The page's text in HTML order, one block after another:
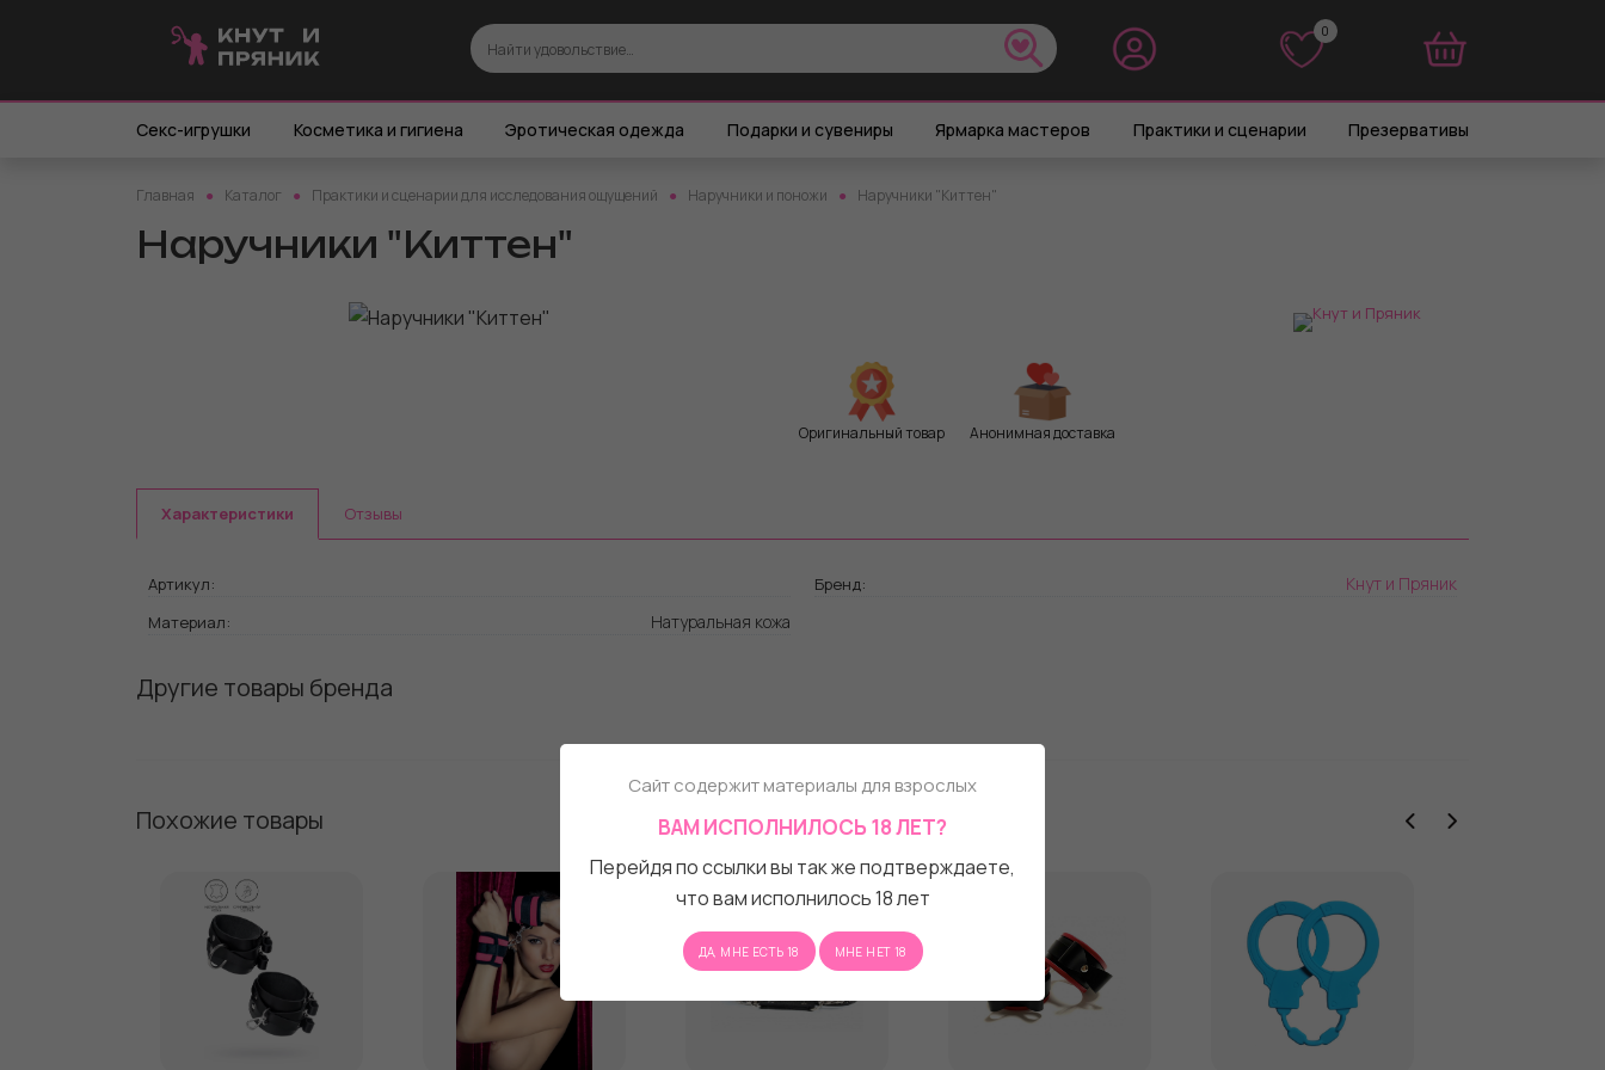
0
Секс-игрушки Косметика и гигиена Эротическая одежда Подарки и сувениры Ярмарка мастеров Практики и сценарии Презервативы
Главная Каталог Практики и сценарии для исследования ощущений Наручники и поножи Наручники "Киттен"
Наручники "Киттен"
Оригинальный товар Анонимная доставка
Характеристики Отзывы
Артикул: Бренд: Кнут и Пряник
Материал: Натуральная кожа
Другие товары бренда
Похожие товары
Сайт содержит материалы для взрослых
ВАМ ИСПОЛНИЛОСЬ 18 ЛЕТ?
Перейдя по ссылки вы так же подтверждаете,
что вам исполнилось 18 лет
ДА, МНЕ ЕСТЬ 18 МНЕ НЕТ 18